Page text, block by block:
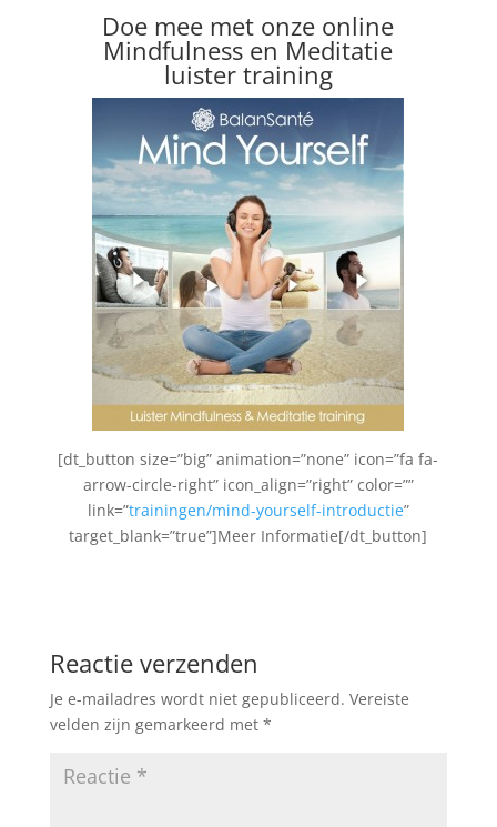
Doe mee met onze online
Mindfulness en Meditatie
luister training
[dt_button size=”big” animation=”none” icon=”fa fa-
arrow-circle-right” icon_align=”right” color=””
link=”trainingen/mind-yourself-introductie”
target_blank=”true”]Meer Informatie[/dt_button]
Reactie verzenden
Je e-mailadres wordt niet gepubliceerd. Vereiste
velden zijn gemarkeerd met *